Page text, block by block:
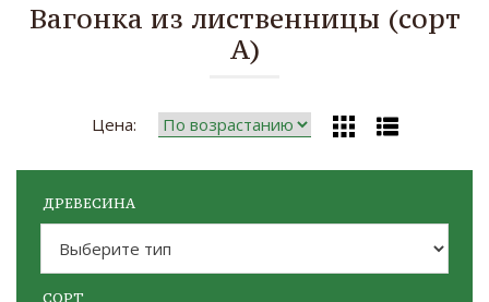
Вагонка из лиственницы (сорт
А)
Цена:
ДРЕВЕСИНА
СОРТ